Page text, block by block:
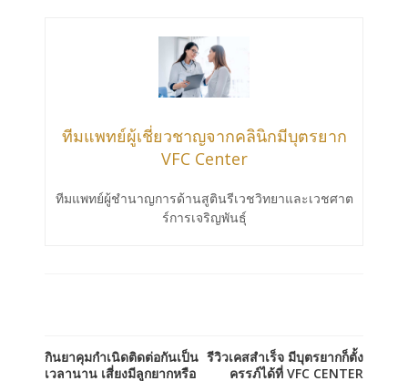
ทีมแพทย์ผู้เชี่ยวชาญจากคลินิกมีบุตรยาก
VFC Center
ทีมแพทย์ผู้ชำนาญการด้านสูตินรีเวชวิทยาและเวชศาต
ร์การเจริญพันธ์ุ
กินยาคุมกำเนิดติดต่อกันเป็น
เวลานาน เสี่ยงมีลูกยากหรือ
รีวิวเคสสำเร็จ มีบุตรยากก็ตั้ง
ครรภ์ได้ที่ VFC CENTER